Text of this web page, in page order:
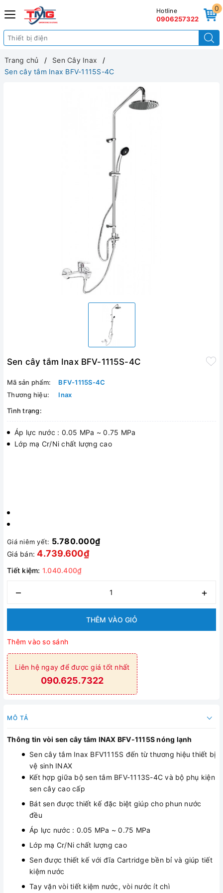
0
Hotline
0906257322
Trang chủ
Sen Cây Inax
Sen cây tắm Inax BFV-1115S-4C
Sen cây tắm Inax BFV-1115S-4C
Mã sản phẩm:
BFV-1115S-4C
Thương hiệu:
Inax
Tình trạng:
Áp lực nước : 0.05 MPa ~ 0.75 MPa
Lớp mạ Cr/Ni chất lượng cao
Giá niêm yết: 5.780.000₫
Giá bán:4.739.600₫
Tiết kiệm: 1.040.400₫
– +
THÊM VÀO GIỎ
Thêm vào so sánh
Liên hệ ngay để được giá tốt nhất
090.625.7322
MÔ TẢ
Thông tin vòi sen cây tắm INAX BFV-1115S nóng lạnh
Sen cây tắm Inax BFV1115S đến từ thương hiệu thiết bị
vệ sinh INAX
Kết hợp giữa bộ sen tắm BFV-1113S-4C và bộ phụ kiện
sen cây cao cấp
Bát sen được thiết kế đặc biệt giúp cho phun nước
đều
Áp lực nước : 0.05 MPa ~ 0.75 MPa
Lớp mạ Cr/Ni chất lượng cao
Sen được thiết kế với đĩa Cartridge bền bỉ và giúp tiết
kiệm nước
Tay vặn vòi tiết kiệm nước, vòi nước ít chì